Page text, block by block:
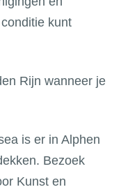
kunt
Rijn wanneer je
is er in Alphen
Bezoek
Kunst en